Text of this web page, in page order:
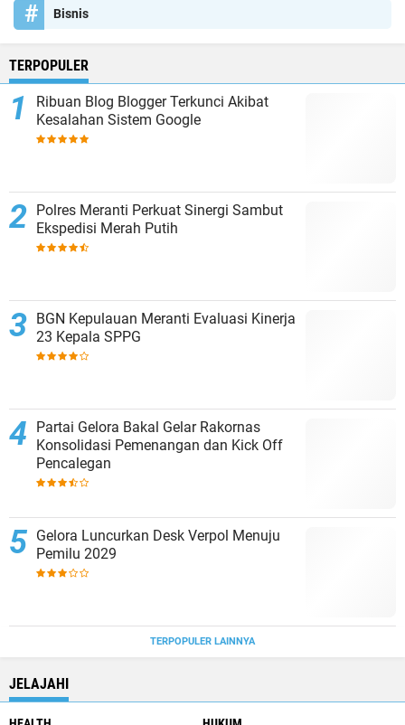
Bisnis
TERPOPULER
Ribuan Blog Blogger Terkunci Akibat
Kesalahan Sistem Google
Polres Meranti Perkuat Sinergi Sambut
Ekspedisi Merah Putih
BGN Kepulauan Meranti Evaluasi Kinerja
23 Kepala SPPG
Partai Gelora Bakal Gelar Rakornas
Konsolidasi Pemenangan dan Kick Off
Pencalegan
Gelora Luncurkan Desk Verpol Menuju
Pemilu 2029
TERPOPULER LAINNYA
JELAJAHI